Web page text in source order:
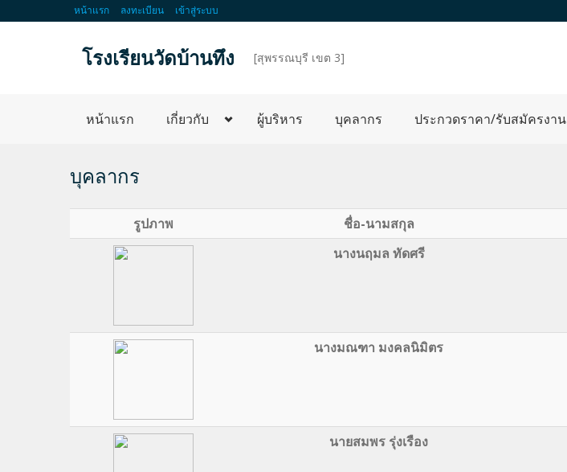
หน้าแรก ลงทะเบียน เข้าสู่ระบบ
โรงเรียนวัดบ้านทึง [สุพรรณบุรี เขต 3]
หน้าแรก เกี่ยวกับ ผู้บริหาร บุคลากร ประกวดราคา/รับสมัครงาน
บุคลากร
รูปภาพ ชื่อ-นามสกุล
นางนฤมล ทัดศรี
นางมณฑา มงคลนิมิตร
นายสมพร รุ่งเรือง